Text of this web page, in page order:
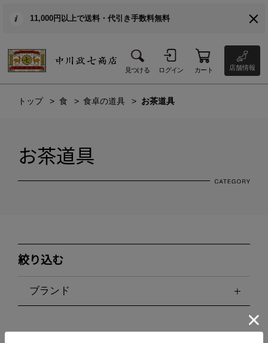
11,000円以上で送料・代引き手数料無料
見つける ログイン カート 店舗情報
トップ 食 食卓の道具 お茶道具
お茶道具
絞り込む
ブランド